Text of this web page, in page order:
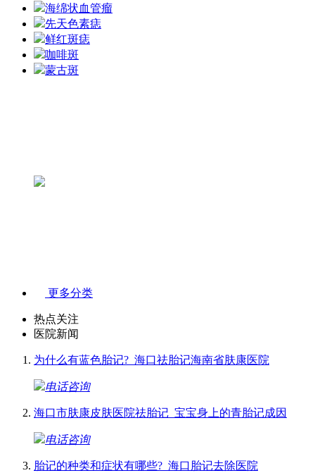
海绵状血管瘤
先天色素痣
鲜红斑痣
咖啡斑
蒙古斑
更多分类
热点关注
医院新闻
为什么有蓝色胎记?_海口祛胎记海南省肤康医院
电话咨询
海口市肤康皮肤医院祛胎记_宝宝身上的青胎记成因
电话咨询
胎记的种类和症状有哪些?_海口胎记去除医院